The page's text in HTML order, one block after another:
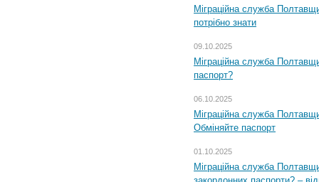
Міграційна служба
потрібно знати
09.10.2025
Міграційна служба
паспорт?
06.10.2025
Міграційна служба
Обміняйте паспорт
01.10.2025
Міграційна служба